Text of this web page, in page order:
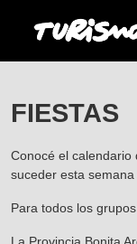
FIESTAS
Conocé el calendario
suceder esta
Para todos los